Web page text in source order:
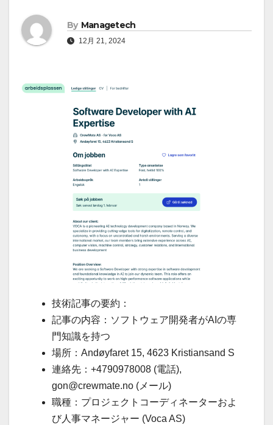
By Managetech
12月 21, 2024
技術記事の要約：
記事の内容：ソフトウェア開発者がAIの専
門知識を持つ
場所：Andøyfaret 15, 4623 Kristiansand S
連絡先：+4790978008 (電話),
gon@crewmate.no (メール)
職種：プロジェクトコーディネーターおよ
び人事マネージャー (Voca AS)